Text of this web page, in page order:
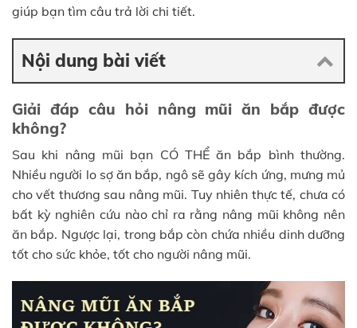
giúp bạn tìm câu trả lời chi tiết.
Nội dung bài viết
Giải đáp câu hỏi nâng mũi ăn bắp được
không?
Sau khi nâng mũi bạn CÓ THỂ ăn bắp bình thường.
Nhiều người lo sợ ăn bắp, ngô sẽ gây kích ứng, mưng mủ
cho vết thương sau nâng mũi. Tuy nhiên thực tế, chưa có
bất kỳ nghiên cứu nào chỉ ra rằng nâng mũi không nên
ăn bắp. Ngược lại, trong bắp còn chứa nhiều dinh dưỡng
tốt cho sức khỏe, tốt cho người nâng mũi.